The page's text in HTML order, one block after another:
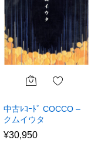
中古ﾚｺｰﾄﾞ COCCO –
クムイウタ
¥30,950